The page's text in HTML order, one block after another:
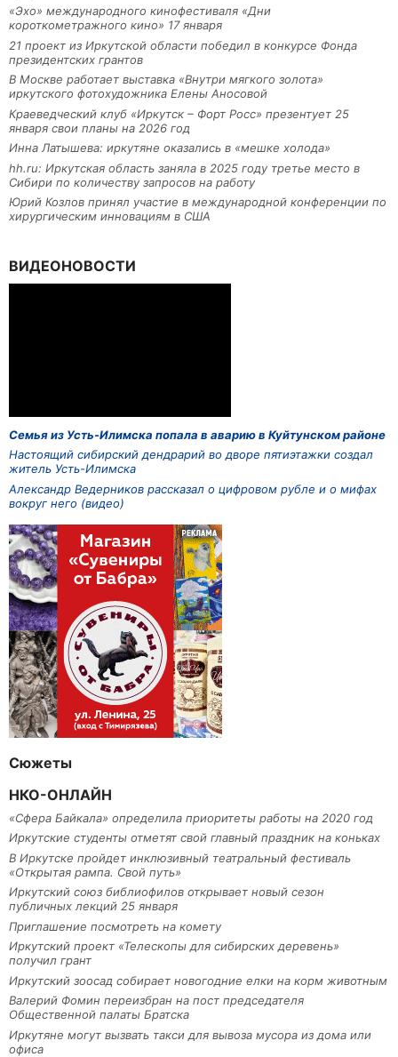
«Эхо» международного кинофестиваля «Дни
короткометражного кино» 17 января
21 проект из Иркутской области победил в конкурсе Фонда
президентских грантов
В Москве работает выставка «Внутри мягкого золота»
иркутского фотохудожника Елены Аносовой
Краеведческий клуб «Иркутск – Форт Росс» презентует 25
января свои планы на 2026 год
Инна Латышева: иркутяне оказались в «мешке холода»
hh.ru: Иркутская область заняла в 2025 году третье место в
Сибири по количеству запросов на работу
Юрий Козлов принял участие в международной конференции по
хирургическим инновациям в США
ВИДЕОНОВОСТИ
Семья из Усть-Илимска попала в аварию в Куйтунском районе
Настоящий сибирский дендрарий во дворе пятиэтажки создал
житель Усть-Илимска
Александр Ведерников рассказал о цифровом рубле и о мифах
вокруг него (видео)
Сюжеты
НКО-ОНЛАЙН
«Сфера Байкала» определила приоритеты работы на 2020 год
Иркутские студенты отметят свой главный праздник на коньках
В Иркутске пройдет инклюзивный театральный фестиваль
«Открытая рампа. Свой путь»
Иркутский союз библиофилов открывает новый сезон
публичных лекций 25 января
Приглашение посмотреть на комету
Иркутский проект «Телескопы для сибирских деревень»
получил грант
Иркутский зоосад собирает новогодние елки на корм животным
Валерий Фомин переизбран на пост председателя
Общественной палаты Братска
Иркутяне могут вызвать такси для вывоза мусора из дома или
офиса